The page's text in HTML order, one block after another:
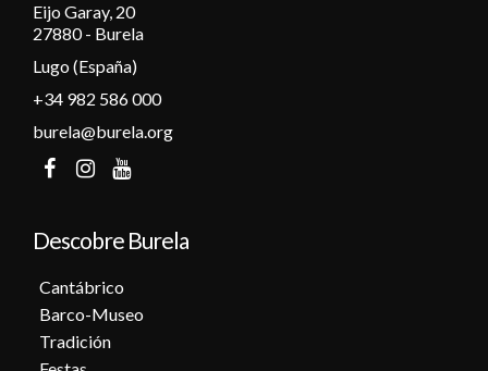
14
15
17
20
Eijo Garay, 20
27880 - Burela
Lugo (España)
+34 982 586 000
burela@burela.org
Descobre Burela
Cantábrico
Barco-Museo
Tradición